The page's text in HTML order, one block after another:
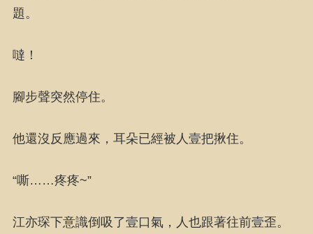
題。
噠！
腳步聲突然停住。
他還沒反應過來，耳朵已經被人壹把揪住。
“嘶……疼疼~”
江亦琛下意識倒吸了壹口氣，人也跟著往前壹歪。